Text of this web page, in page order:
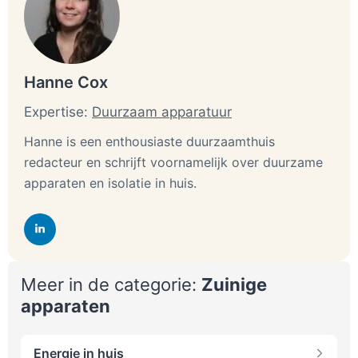
vernieuwend product is met beperkte reviews. Op
de ‘i” voor informatie rechtsboven de
kwaliteitsbeoordeling kan je de bron vinden.
verbruik van een specifiek product. Bij bijvoorbeeld
een waterbesparende douchekoppen is dit in liters
deze manier sluiten we aan op de hoeveelheden die
vaak ook op deze producten staan. En blijven de
producten onderling vergelijkbaar. Omdat we alleen
bijvoorbeeld voor 15 euro. Maar je hebt ze ook voor
100. euro. Wij wegen dit ook mee. De meeste
kwaliteit en duurzaamheid, maar met een lage prijs.
Hanne Cox
Expertise: Duurzaam apparatuur
Hanne is een enthousiaste duurzaamthuis
redacteur en schrijft voornamelijk over duurzame
apparaten en isolatie in huis.
Meer in de categorie: Zuinige
apparaten
Energie in huis